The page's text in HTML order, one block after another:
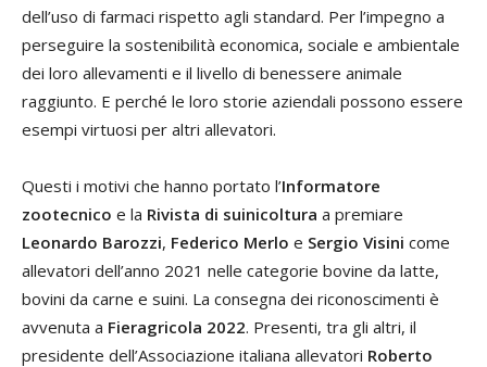
dell’uso di farmaci rispetto agli standard. Per l’impegno a
perseguire la sostenibilità economica, sociale e ambientale
dei loro allevamenti e il livello di benessere animale
raggiunto. E perché le loro storie aziendali possono essere
esempi virtuosi per altri allevatori.
Questi i motivi che hanno portato l’Informatore
zootecnico e la Rivista di suinicoltura a premiare
Leonardo Barozzi, Federico Merlo e Sergio Visini come
allevatori dell’anno 2021 nelle categorie bovine da latte,
bovini da carne e suini. La consegna dei riconoscimenti è
avvenuta a Fieragricola 2022. Presenti, tra gli altri, il
presidente dell’Associazione italiana allevatori Roberto